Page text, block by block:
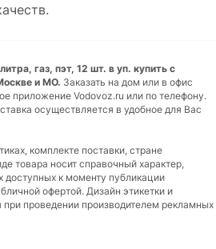
газ, пэт, 12 шт. в уп. купить с
и МО. Заказать на дом или в офис
приложение Vodovoz.ru или по телефону.
осуществляется в удобное для Вас
комплекте поставки, стране
товара носит справочный характер,
доступных к моменту публикации
офертой. Дизайн этикетки и
при проведении производителем рекламных